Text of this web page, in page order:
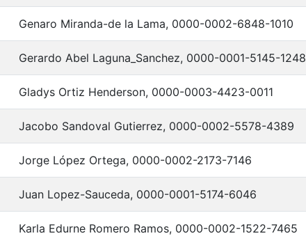
Genaro Miranda-de la Lama, 0000-0002-6848-1010
Gerardo Abel Laguna_Sanchez, 0000-0001-5145-1248
Gladys Ortiz Henderson, 0000-0003-4423-0011
Jacobo Sandoval Gutierrez, 0000-0002-5578-4389
Jorge López Ortega, 0000-0002-2173-7146
Juan Lopez-Sauceda, 0000-0001-5174-6046
Karla Edurne Romero Ramos, 0000-0002-1522-7465